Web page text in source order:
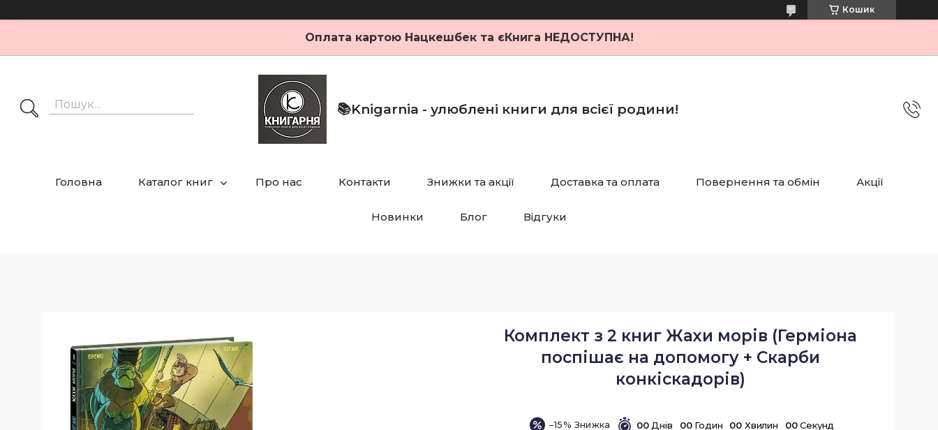
Кошик
Оплата картою Нацкешбек та єКнига НЕДОСТУПНА!
📚Knigarnia - улюблені книги для всієї родини!
Головна Каталог книг Про нас Контакти Знижки та акції Доставка та оплата Повернення та обмін Акції
Новинки Блог Відгуки
Комплект з 2 книг Жахи морів (Герміона
поспішає на допомогу + Скарби
конкіскадорів)
–15% 00 Днів 00 Годин 00 Хвилин 00 Секунд